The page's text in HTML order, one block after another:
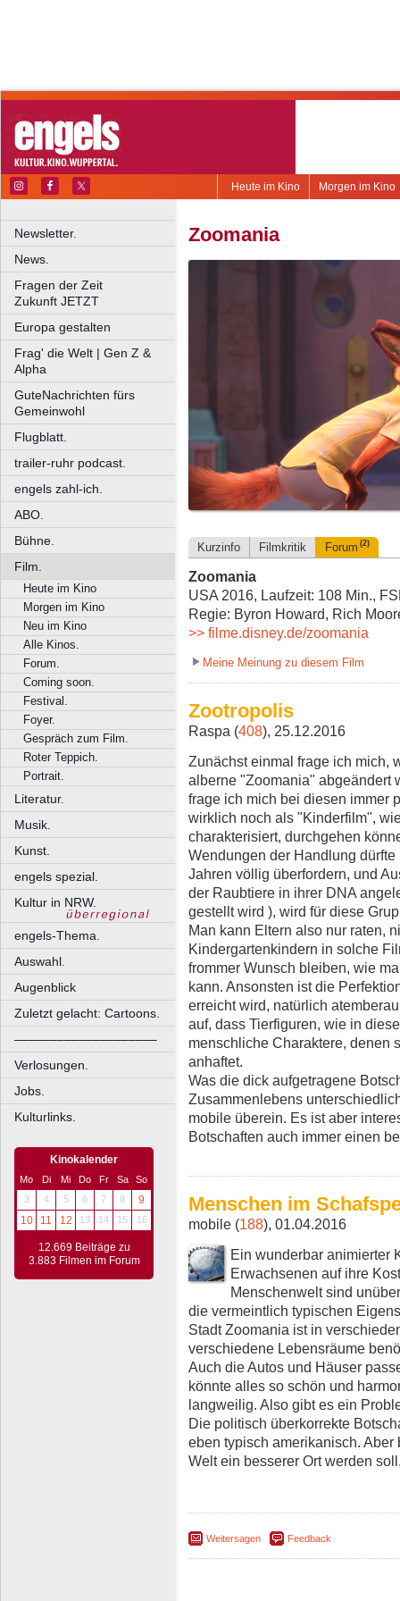
Morgen im Kino
Heute im Kino
Newsletter.
News.
Fragen der Zeit
Zukunft JETZT
Europa gestalten
Frag' die Welt | Gen Z &
Alpha
GuteNachrichten fürs
Gemeinwohl
Flugblatt.
trailer-ruhr podcast.
engels zahl-ich.
ABO.
Bühne.
Film.
Heute im Kino
Morgen im Kino
Neu im Kino
Alle Kinos.
Forum.
Coming soon.
Festival.
Foyer.
Gespräch zum Film.
Roter Teppich.
Portrait.
Literatur.
Musik.
Kunst.
engels spezial.
Kultur in NRW.
engels-Thema.
Auswahl.
Augenblick
Zuletzt gelacht: Cartoons.
––––––––––––––––––––
Verlosungen.
Jobs.
Kulturlinks.
Kinokalender
Mo Di Mi Do Fr Sa
So
3
4 5 6 7 8
9
10
11 12 13 14 15 16
12.669 Beiträge zu
3.883 Filmen im Forum
Zoomania
Kurzinfo Filmkritik Forum (2)
Zoomania
USA 2016, Laufzeit: 108 Min.,
Regie: Byron Howard, Rich
>> filme.disney.de/zoomania
Meine Meinung zu diesem Film
Zootropolis
Raspa (408), 25.12.2016
Zunächst einmal frage ich mich,
alberne "Zoomania" abgeändert
frage ich mich bei diesen immer
wirklich noch als "Kinderfilm",
charakterisiert, durchgehen
Wendungen der Handlung
Jahren völlig überfordern, und
der Raubtiere in ihrer DNA
gestellt wird ), wird für diese
Man kann Eltern also nur raten,
Kindergartenkindern in solche
frommer Wunsch bleiben, wie
kann. Ansonsten ist die
erreicht wird, natürlich
auf, dass Tierfiguren, wie in
menschliche Charaktere, denen
anhaftet.
Was die dick aufgetragene
Zusammenlebens
mobile überein. Es ist aber
Botschaften auch immer einen
Menschen im
mobile (188), 01.04.2016
Ein wunderbar animierter
Erwachsenen auf ihre
Menschenwelt sind
die vermeintlich typischen
Stadt Zoomania ist in
verschiedene Lebensräume
Auch die Autos und Häuser
könnte alles so schön und
langweilig. Also gibt es ein
Die politisch überkorrekte
eben typisch amerikanisch.
Welt ein besserer Ort werden
Weitersagen Feedback